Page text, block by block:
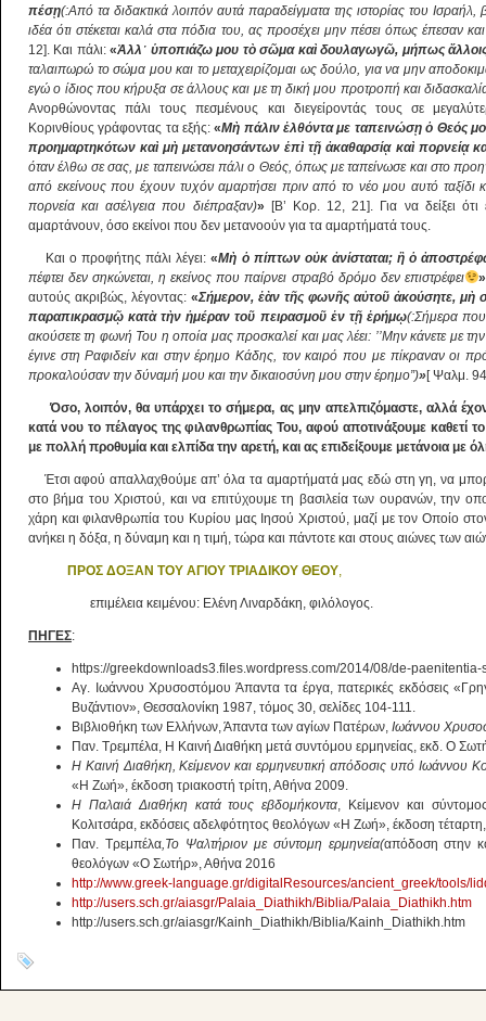
πέσῃ(:Από τα διδακτικά λοιπόν αυτά παραδείγματα της ιστορίας του Ισραήλ,
ιδέα ότι στέκεται καλά στα πόδια του, ας προσέχει μην πέσει όπως έπεσαν
12]. Και πάλι:«Ἀλλ ᾿ ὑποπιάζω μου τὸσῶμα καὶδουλαγωγῶ, μήπωςἄ
ταλαιπωρώ το σώμα μου και το μεταχειρίζομαι ως δούλο, για να μην
εγώ ο ίδιος που κήρυξα σε άλλους και με τη δική μου προτροπή και
Ανορθώνοντας πάλι τους πεσμένους και διεγείροντάς τους σε
Κορινθίους γράφοντας τα εξής:«Μὴ πάλινἐλθόντα με ταπεινώσῃ ὁ Θεός
προημαρτηκότων καὶ μὴ μετανοησάντωνἐπὶ τῇ ἀκαθαρσίᾳκαὶπορνείᾳ
όταν έλθω σε σας, με ταπεινώσει πάλι ο Θεός, όπως με ταπείνωσε και στο
από εκείνους που έχουν τυχόν αμαρτήσει πριν από το νέο μου αυτό ταξίδι
πορνεία και ασέλγεια που διέπραξαν)» [Β’ Κορ. 12, 21]. Για να δείξει ότι
αμαρτάνουν, όσο εκείνοι που δεν μετανοούν για τα αμαρτήματά τους.
Και ο προφήτης πάλι λέγει:«Μὴ ὁπίπτων οὐκ ἀνίσταται; ἢ ὁ ἀ
πέφτει δεν σηκώνεται, η εκείνος που παίρνει στραβό δρόμο δεν επιστρέφει
»
αυτούς ακριβώς, λέγοντας: «Σήμερον, ἐὰν τῆς φωνῆς αὐτοῦ ἀκούσητε, μὴ
παραπικρασμῷ κατὰτὴνἡμέραν τοῦ πειρασμοῦ ἐν τῇ ἐρήμῳ(:Σήμερα
ακούσετε τη φωνή Του η οποία μας προσκαλεί και μας λέει: ’’Μην κάνετε με
έγινε στη Ραφιδείν και στην έρημο Κάδης, τον καιρό που με πίκραναν οι
προκαλούσαν την δύναμή μου και την δικαιοσύνη μου στην έρημο”)»[ Ψαλμ.
Όσο, λοιπόν, θα υπάρχει το σήμερα, ας μην απελπιζόμαστε, αλλά
κατά νου το πέλαγος της φιλανθρωπίας Του, αφού αποτινάξουμε καθετί
με πολλή προθυμία και ελπίδα την αρετή, και ας επιδείξουμε μετάνοια με
Έτσι αφού απαλλαχθούμε απ’ όλα τα αμαρτήματά μας εδώ στη γη, να
στο βήμα του Χριστού, και να επιτύχουμε τη βασιλεία των ουρανών, την
χάρη και φιλανθρωπία του Κυρίου μας Ιησού Χριστού, μαζί με τον Οποίο
ανήκει η δόξα, η δύναμη και η τιμή, τώρα και πάντοτε και στους αιώνες των
ΠΡΟΣ ΔΟΞΑΝ ΤΟΥ ΑΓΙΟΥ ΤΡΙΑΔΙΚΟΥ ΘΕΟΥ,
επιμέλεια κειμένου: Ελένη Λιναρδάκη, φιλόλογος.
ΠΗΓΕΣ:
https://greekdownloads3.files.wordpress.com/2014/08/de-paenitentia-
Αγ. Ιωάννου Χρυσοστόμου Άπαντα τα έργα, πατερικές εκδόσεις
Βυζάντιον», Θεσσαλονίκη 1987, τόμος 30, σελίδες 104-111.
Βιβλιοθήκη των Ελλήνων, Άπαντα των αγίων Πατέρων, Ιωάννου
Παν. Τρεμπέλα, Η Καινή Διαθήκη μετά συντόμου ερμηνείας, εκδ. Ο
Η Καινή Διαθήκη, Κείμενον και ερμηνευτική απόδοσις υπό Ιωάννου
«Η Ζωή», έκδοση τριακοστή τρίτη, Αθήνα 2009.
Η Παλαιά Διαθήκη κατά τους εβδομήκοντα, Κείμενον και
Κολιτσάρα, εκδόσεις αδελφότητος θεολόγων «Η Ζωή», έκδοση
Παν. Τρεμπέλα,Το Ψαλτήριον με σύντομη ερμηνεία(απόδοση στην
θεολόγων «Ο Σωτήρ», Αθήνα 2016
http://www.greek-language.gr/digitalResources/ancient_greek/tools/
http://users.sch.gr/aiasgr/Palaia_Diathikh/Biblia/Palaia_Diathikh.htm
http://users.sch.gr/aiasgr/Kainh_Diathikh/Biblia/Kainh_Diathikh.htm